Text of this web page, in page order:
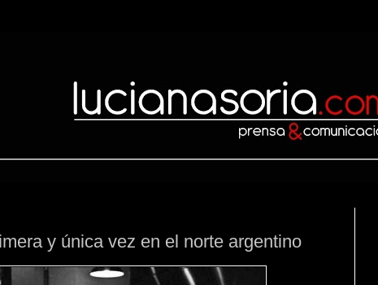
y única vez en el norte argentino